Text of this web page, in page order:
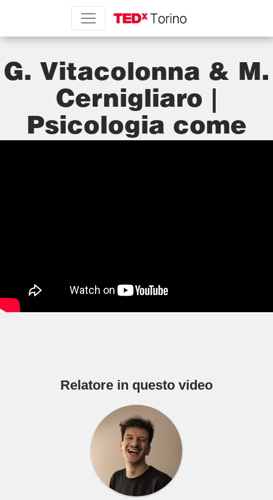
G. Vitacolonna & M.
Cernigliaro |
Psicologia come
Relatore in questo video